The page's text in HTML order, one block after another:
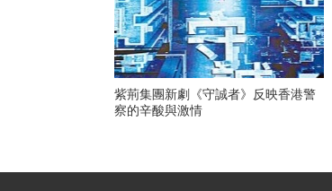
紫荊集團新劇《守誠者》反映香港警
察的辛酸與激情